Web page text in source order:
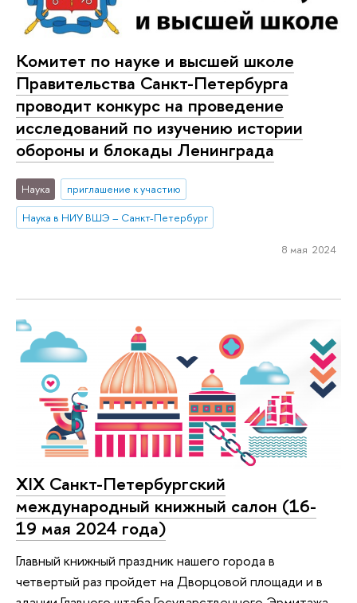
Комитет по науке и высшей школе
Правительства Санкт-Петербурга
проводит конкурс на проведение
исследований по изучению истории
обороны и блокады Ленинграда
Наука
приглашение к участию
Наука в НИУ ВШЭ – Санкт-Петербург
8 мая 2024
XIX Санкт-Петербургский
международный книжный салон (16-
19 мая 2024 года)
Главный книжный праздник нашего города в
четвертый раз пройдет на Дворцовой площади и в